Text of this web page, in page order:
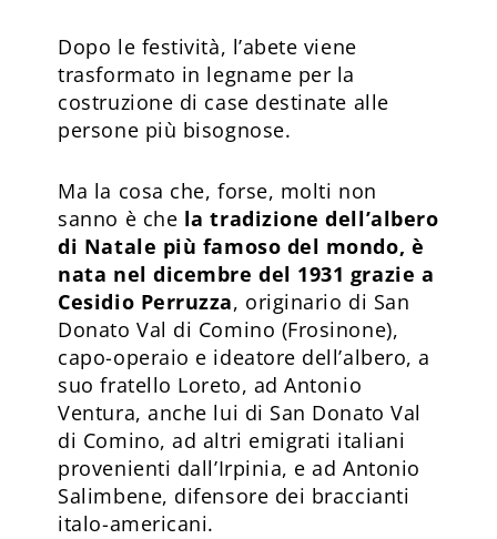
Dopo le festività, l’abete viene
trasformato in legname per la
costruzione di case destinate alle
persone più bisognose.
Ma la cosa che, forse, molti non
sanno è che la tradizione dell’albero
di Natale più famoso del mondo, è
nata nel dicembre del 1931 grazie a
Cesidio Perruzza, originario di San
Donato Val di Comino (Frosinone),
capo-operaio e ideatore dell’albero, a
suo fratello Loreto, ad Antonio
Ventura, anche lui di San Donato Val
di Comino, ad altri emigrati italiani
provenienti dall’Irpinia, e ad Antonio
Salimbene, difensore dei braccianti
italo-americani.